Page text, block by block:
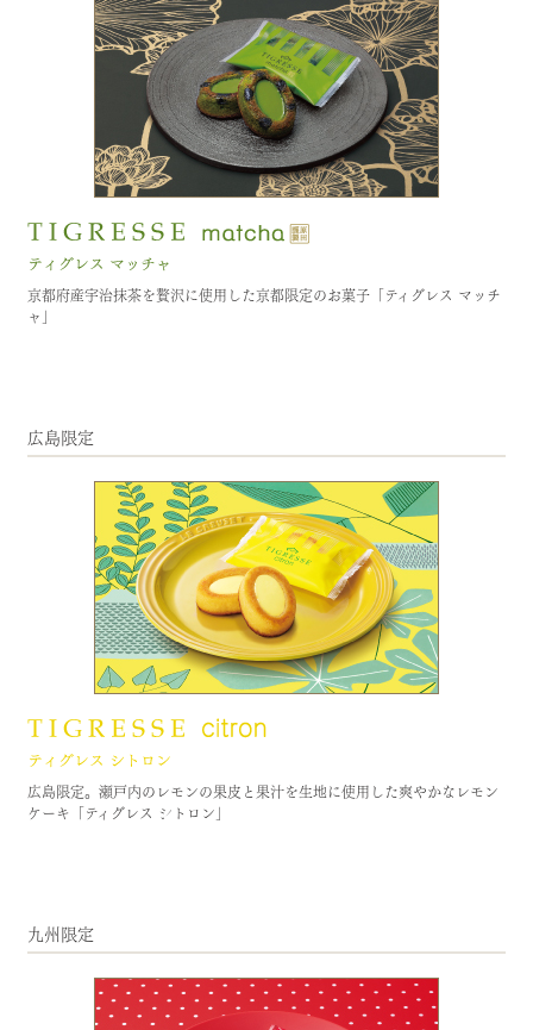
京都府産宇治抹茶を贅沢に使用した京都限定のお菓子「ティグレス マッチ
ャ」
広島限定
広島限定。瀬戸内のレモンの果皮と果汁を生地に使用した爽やかなレモン
ケーキ「ティグレス シトロン」
九州限定